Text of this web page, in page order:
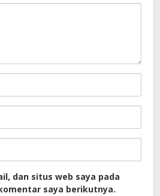
dan situs web saya pada
saya berikutnya.